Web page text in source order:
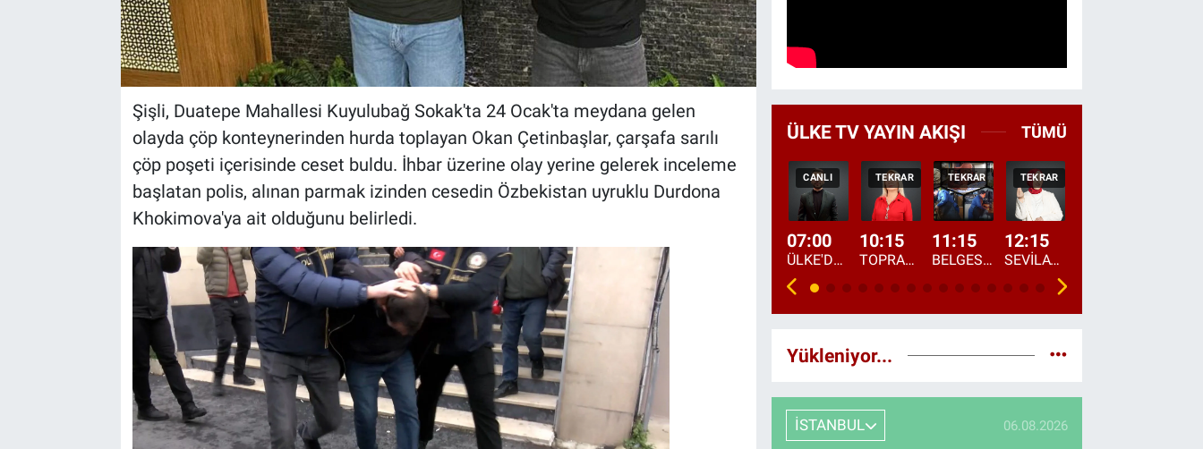
Şişli, Duatepe Mahallesi Kuyulubağ Sokak'ta 24 Ocak'ta meydana gelen
olayda çöp konteynerinden hurda toplayan Okan Çetinbaşlar, çarşafa sarılı
çöp poşeti içerisinde ceset buldu. İhbar üzerine olay yerine gelerek inceleme
başlatan polis, alınan parmak izinden cesedin Özbekistan uyruklu Durdona
Khokimova'ya ait olduğunu belirledi.
ÜLKE TV YAYIN AKIŞI TÜMÜ
CANLI
07:00
ÜLKE'DE BU SABAH
TEKRAR
10:15
TOPRAKTAN SOFRAYA
TEKRAR
11:15
BELGESEL: "ÜLKE'NİN ALIN TERİ"
TEKRAR
12:15
SEVİLAY SUNGUR İLE ELİMİN BEREKETİ
Yükleniyor...
İSTANBUL 06.08.2026